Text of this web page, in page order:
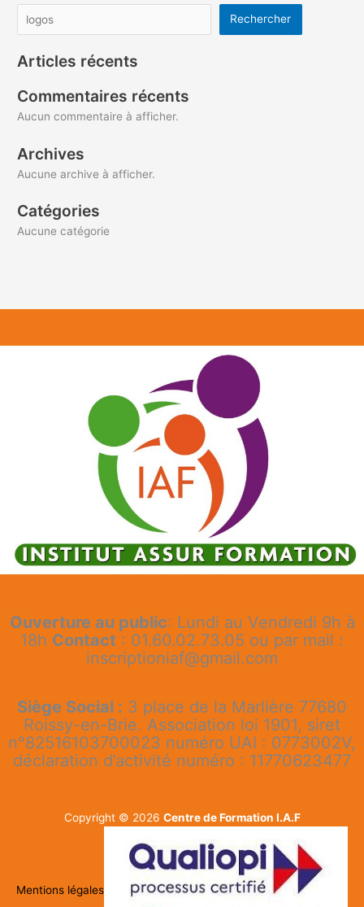
Rechercher
Articles récents
Commentaires récents
Aucun commentaire à afficher.
Archives
Aucune archive à afficher.
Catégories
Aucune catégorie
Ouverture au public: Lundi au Vendredi 9h à
18h Contact : 01.60.02.73.05 ou par mail :
inscriptioniaf@gmail.com
Siège Social : 3 place de la Marlière 77680
Roissy-en-Brie. Association loi 1901, siret
n°82516103700023 numéro UAI : 0773002V,
déclaration d’activité numéro : 11770623477
Copyright © 2026 Centre de Formation I.A.F
Mentions légales